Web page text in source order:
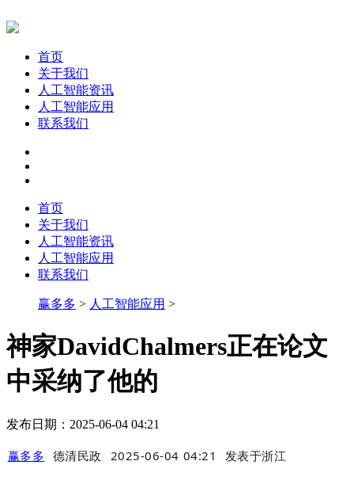
首页
关于我们
人工智能资讯
人工智能应用
联系我们
首页
关于我们
人工智能资讯
人工智能应用
联系我们
赢多多 > 人工智能应用 >
神家DavidChalmers正在论文
中采纳了他的
发布日期：2025-06-04 04:21
赢多多 德清民政 2025-06-04 04:21 发表于浙江